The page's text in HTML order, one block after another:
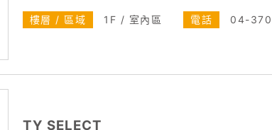
樓層 / 區域 1F / 室內區 電話 04-
TY SELECT